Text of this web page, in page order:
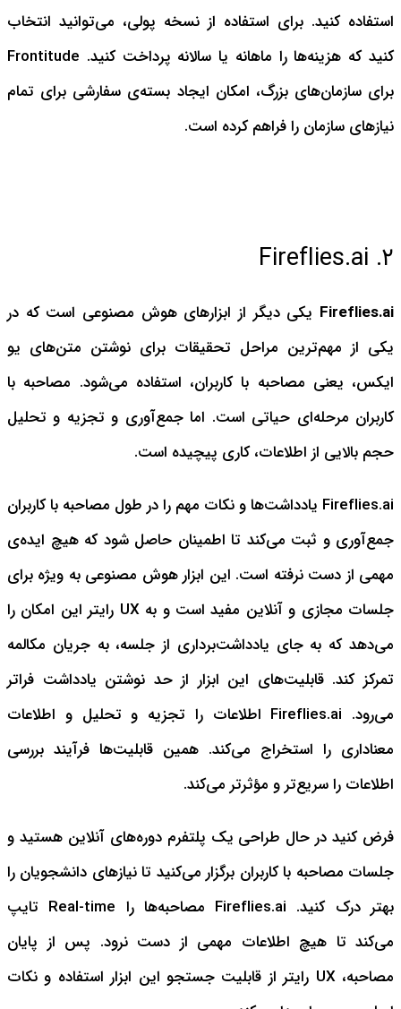
استفاده کنید. برای استفاده از نسخه پولی، می‌توانید انتخاب
کنید که هزینه‌ها را ماهانه یا سالانه پرداخت کنید. Frontitude
برای سازمان‌های بزرگ، امکان ایجاد بسته‌ی سفارشی برای تمام
نیازهای سازمان را فراهم کرده است.
۲. Fireflies.ai
Fireflies.ai یکی دیگر از ابزارهای هوش مصنوعی است که در
یکی از مهم‌ترین مراحل تحقیقات برای نوشتن متن‌های یو
ایکس، یعنی مصاحبه با کاربران، استفاده می‌شود. مصاحبه با
کاربران مرحله‌ای حیاتی است. اما جمع‌آوری و تجزیه و تحلیل
حجم بالایی از اطلاعات، کاری پیچیده است.
Fireflies.ai یادداشت‌ها و نکات مهم را در طول مصاحبه با کاربران
جمع‌آوری و ثبت می‌کند تا اطمینان حاصل شود که هیچ ایده‌ی
مهمی از دست نرفته است. این ابزار هوش مصنوعی به ویژه برای
جلسات مجازی و آنلاین مفید است و به UX رایتر این امکان را
می‌دهد که به جای یادداشت‌‌برداری از جلسه، به جریان مکالمه
تمرکز کند. قابلیت‌های این ابزار از حد نوشتن یادداشت فراتر
می‌رود. Fireflies.ai اطلاعات را تجزیه و تحلیل و اطلاعات
معناداری را استخراج می‌کند. همین قابلیت‌ها فرآیند بررسی
اطلاعات را سریع‌تر و مؤثرتر می‌کند.
فرض کنید در حال طراحی یک پلتفرم دوره‌های آنلاین هستید و
جلسات مصاحبه با کاربران برگزار می‌کنید تا نیازهای دانشجویان را
بهتر درک کنید. Fireflies.ai مصاحبه‌ها را Real-time تایپ
می‌کند تا هیچ اطلاعات مهمی از دست نرود. پس از پایان
مصاحبه، UX رایتر از قابلیت جستجو این ابزار استفاده و نکات